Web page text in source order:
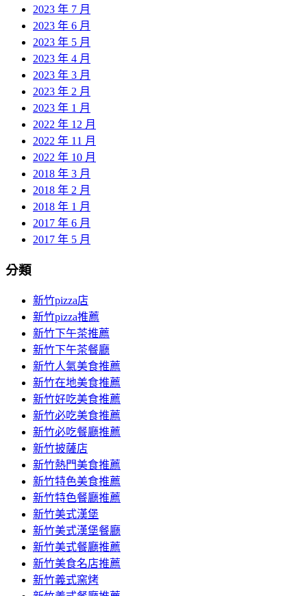
2023 年 7 月
2023 年 6 月
2023 年 5 月
2023 年 4 月
2023 年 3 月
2023 年 2 月
2023 年 1 月
2022 年 12 月
2022 年 11 月
2022 年 10 月
2018 年 3 月
2018 年 2 月
2018 年 1 月
2017 年 6 月
2017 年 5 月
分類
新竹pizza店
新竹pizza推薦
新竹下午茶推薦
新竹下午茶餐廳
新竹人氣美食推薦
新竹在地美食推薦
新竹好吃美食推薦
新竹必吃美食推薦
新竹必吃餐廳推薦
新竹披薩店
新竹熱門美食推薦
新竹特色美食推薦
新竹特色餐廳推薦
新竹美式漢堡
新竹美式漢堡餐廳
新竹美式餐廳推薦
新竹美食名店推薦
新竹義式窯烤